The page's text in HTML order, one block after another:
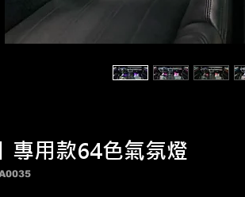
專用款64色氣氛燈